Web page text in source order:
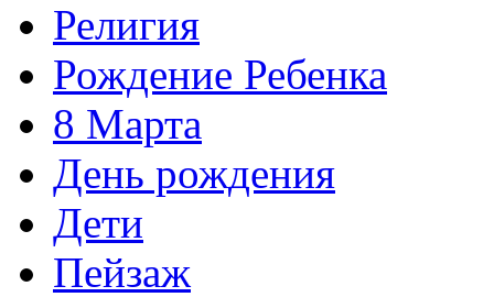
Религия
Рождение Ребенка
8 Марта
День рождения
Дети
Пейзаж